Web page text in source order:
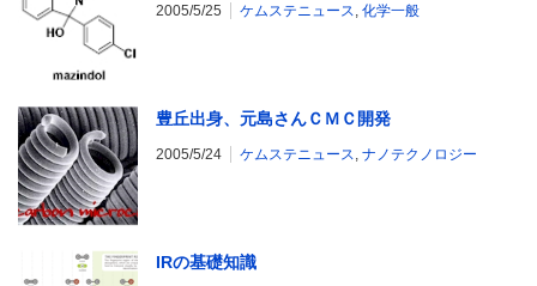
2005/5/25 ケムステニュース, 化学一般
豊丘出身、元島さんＣＭＣ開発
2005/5/24 ケムステニュース, ナノテクノロジー
IRの基礎知識